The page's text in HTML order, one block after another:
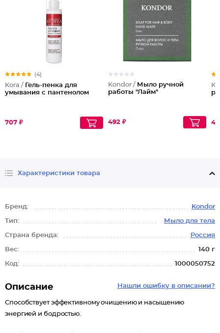
(4)
Kora / Гель-пенка для
умывания с пантенолом
707 ₽
Kondor / Мыло ручной
работы "Лайм"
492 ₽
Характеристики товара
Бренд: Kondor
Тип: Мыло для тела
Страна бренда: Россия
Вес: 140 г
Код: 1000050752
Нашли ошибку в описании?
Описание
Способствует эффективному очищению и насыщению
энергией и бодростью.